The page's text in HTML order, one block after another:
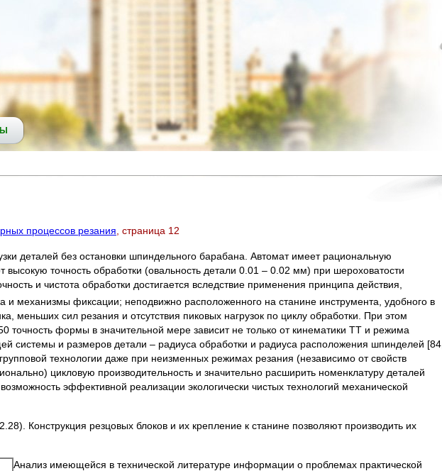
процессов резания , страница 12
деталей без остановки шпиндельного барабана. Автомат имеет рациональную
точность обработки (овальность детали 0.01 – 0.02 мм) при шероховатости
и чистота обработки достигается вследствие применения принципа действия,
механизмы фиксации; неподвижно расположенного на станине инструмента, удобного в
меньших сил резания и отсутствия пиковых нагрузок по циклу обработки. При этом
точность формы в значительной мере зависит не только от кинематики ТТ и режима
системы и размеров детали – радиуса обработки и радиуса расположения шпинделей [84,
технологии даже при неизменных режимах резания (независимо от свойств
цикловую производительность и значительно расширить номенклатуру деталей
эффективной реализации экологически чистых технологий механической
Конструкция резцовых блоков и их крепление к станине позволяют производить их
Анализ имеющейся в технической литературе информации о проблемах практической